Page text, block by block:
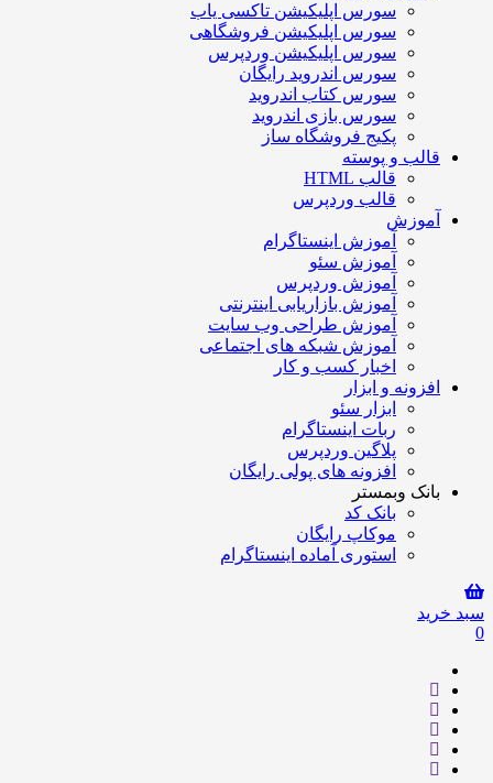
سورس اپلیکیشن تاکسی یاب
سورس اپلیکیشن فروشگاهی
سورس اپلیکیشن وردپرس
سورس اندروید رایگان
سورس کتاب اندروید
سورس بازی اندروید
پکیج فروشگاه ساز
قالب و پوسته
قالب HTML
قالب وردپرس
آموزش
آموزش اینستاگرام
آموزش سئو
آموزش وردپرس
آموزش بازاریابی اینترنتی
آموزش طراحی وب سایت
آموزش شبکه های اجتماعی
اخبار کسب و کار
افزونه و ابزار
ابزار سئو
ربات اینستاگرام
پلاگین وردپرس
افزونه های پولی رایگان
بانک وبمستر
بانک کد
موکاپ رایگان
استوری آماده اینستاگرام
سبد خرید
0